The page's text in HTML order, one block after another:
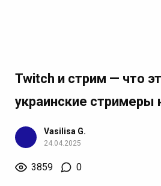
Twitch и стрим — что
украинские стримеры
Vasilisa G.
24.04.2025
3859 0